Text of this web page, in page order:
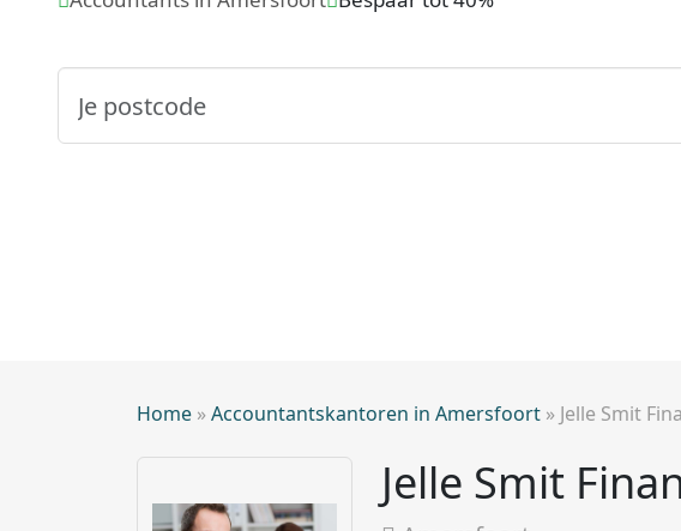
Home »Accountantskantoren in Amersfoort » Jelle Smit
Jelle Smit